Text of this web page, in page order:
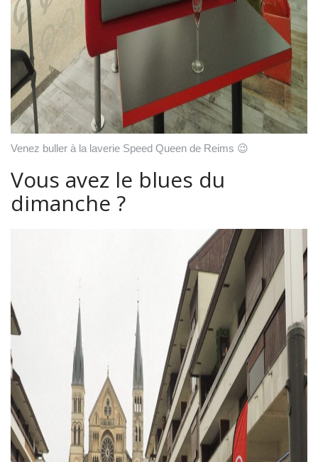
Venez buller à la laverie Speed Queen de Reims 😉
Vous avez le blues du
dimanche ?